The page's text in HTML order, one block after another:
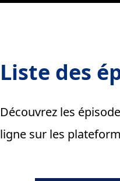
Liste des
Découvrez les
ligne sur les